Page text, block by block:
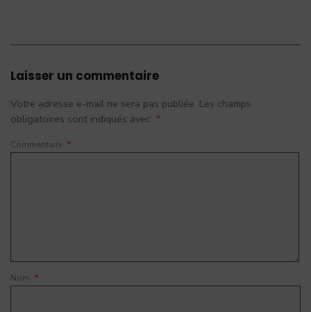
Laisser un commentaire
Votre adresse e-mail ne sera pas publiée. Les champs
obligatoires sont indiqués avec *
Commentaire *
Nom *